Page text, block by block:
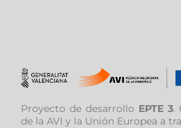
Proyecto de desarrollo EPTE 3.
de la AVI y la Unión Europea a